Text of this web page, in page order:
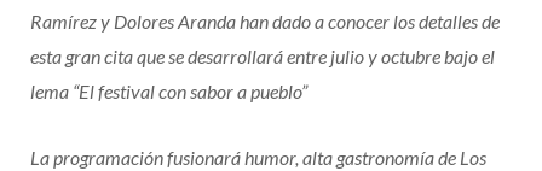
Ramírez y Dolores Aranda han dado a conocer los detalles de
esta gran cita que se desarrollará entre julio y octubre bajo el
lema “El festival con sabor a pueblo”
La programación fusionará humor, alta gastronomía de Los